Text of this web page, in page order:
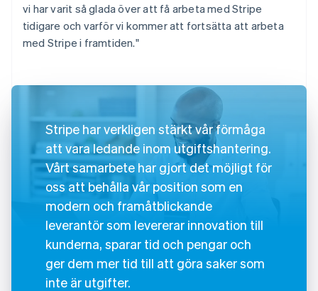
vi har varit så glada över att få arbeta med Stripe
tidigare och varför vi kommer att fortsätta att arbeta
med Stripe i framtiden."
Stripe har verkligen stärkt vår förmåga
att vara ledande inom utgiftshantering.
Vårt samarbete har gjort det möjligt för
oss att behålla vår position som en
modern och framåtblickande
leverantör som levererar innovation till
kunderna, sparar tid och pengar och
ger dem mer tid till att göra saker som
inte är utgifter.